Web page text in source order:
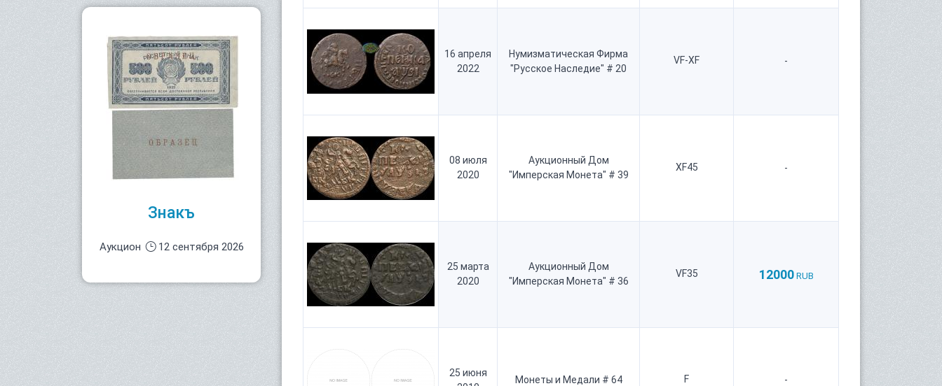
Знакъ
Аукцион 12 сентября 2026
16 апреля
2022
Нумизматическая Фирма
"Русское Наследие" # 20
VF-XF -
08 июля
2020
Аукционный Дом
"Имперская Монета" # 39
XF45 -
25 марта
2020
Аукционный Дом
"Имперская Монета" # 36
VF35 12000 RUB
25 июня
Монеты и Медали # 64 F -